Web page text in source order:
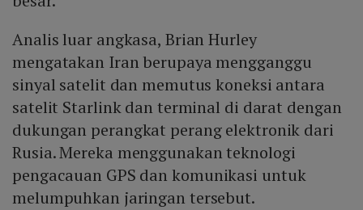
Analis luar angkasa, Brian Hurley
mengatakan Iran berupaya mengganggu
sinyal satelit dan memutus koneksi antara
satelit Starlink dan terminal di darat dengan
dukungan perangkat perang elektronik dari
Rusia. Mereka menggunakan teknologi
pengacauan GPS dan komunikasi untuk
melumpuhkan jaringan tersebut.